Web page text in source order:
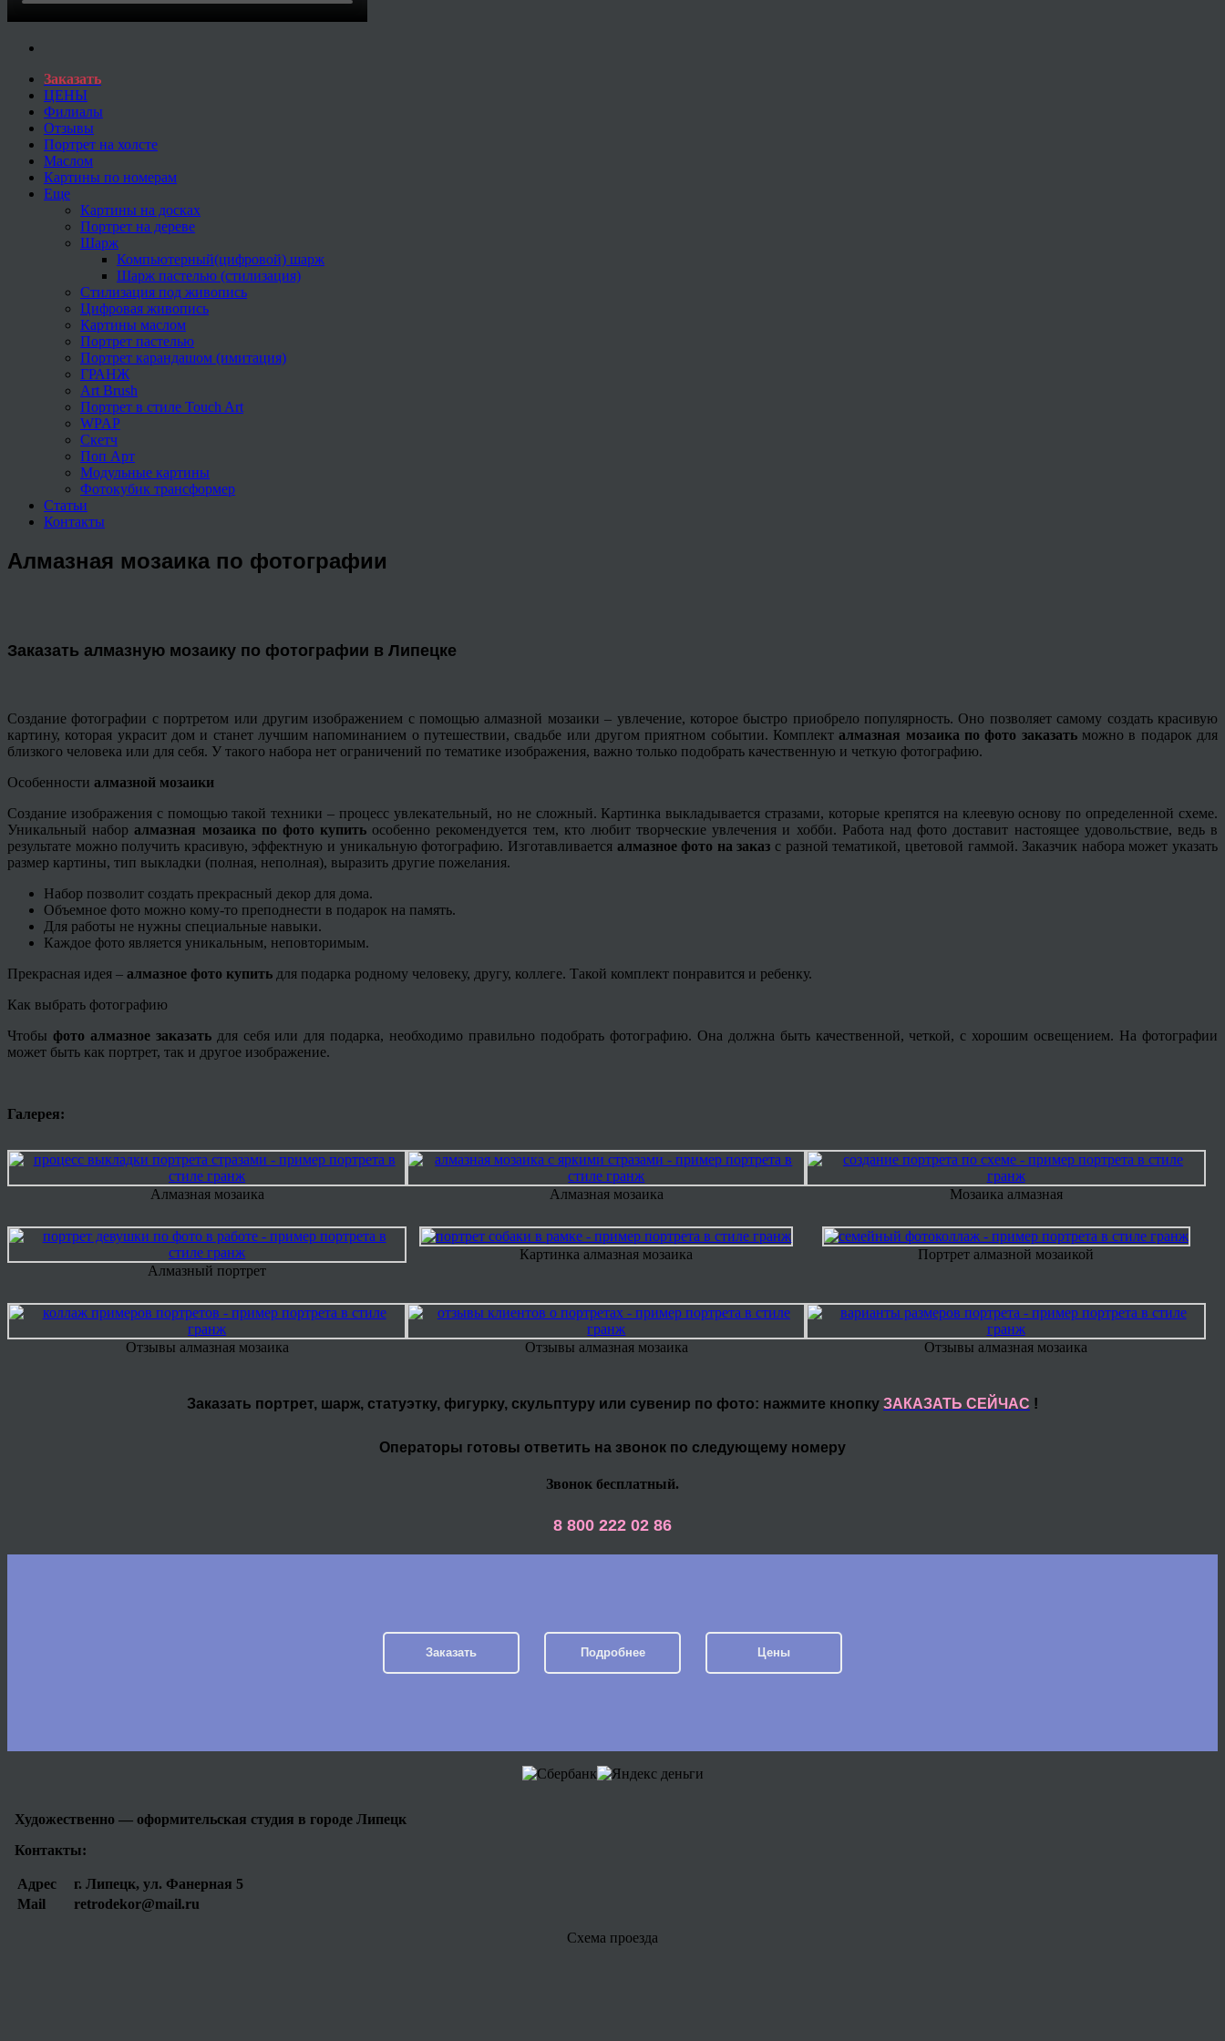
Заказать
ЦЕНЫ
Филиалы
Отзывы
Портрет на холсте
Маслом
Картины по номерам
Еще
Картины на досках
Портрет на дереве
Шарж
Компьютерный(цифровой) шарж
Шарж пастелью (стилизация)
Стилизация под живопись
Цифровая живопись
Картины маслом
Портрет пастелью
Портрет карандашом (имитация)
ГРАНЖ
Art Brush
Портрет в стиле Touch Art
WPAP
Скетч
Поп Арт
Модульные картины
Фотокубик трансформер
Статьи
Контакты
Алмазная мозаика по фотографии
Заказать алмазную мозаику по фотографии в Липецке
Создание фотографии с портретом или другим изображением с помощью алмазной мозаики – увлечение, которое быстро приобрело популярность. Оно позволяет самому создать красивую
картину, которая украсит дом и станет лучшим напоминанием о путешествии, свадьбе или другом приятном событии. Комплекталмазная мозаика по фото заказатьможно в подарок для
близкого человека или для себя. У такого набора нет ограничений по тематике изображения, важно только подобрать качественную и четкую фотографию.
Особенности алмазной мозаики
Создание изображения с помощью такой техники – процесс увлекательный, но не сложный. Картинка выкладывается стразами, которые крепятся на клеевую основу по определенной схеме.
Уникальный наборалмазная мозаика по фото купить особенно рекомендуется тем, кто любит творческие увлечения и хобби. Работа над фото доставит настоящее удовольствие, ведь в
результате можно получить красивую, эффектную и уникальную фотографию. Изготавливается алмазное фото на заказ с разной тематикой, цветовой гаммой. Заказчик набора может указать
размер картины, тип выкладки (полная, неполная), выразить другие пожелания.
Набор позволит создать прекрасный декор для дома.
Объемное фото можно кому-то преподнести в подарок на память.
Для работы не нужны специальные навыки.
Каждое фото является уникальным, неповторимым.
Прекрасная идея – алмазное фото купить для подарка родному человеку, другу, коллеге. Такой комплект понравится и ребенку.
Как выбрать фотографию
Чтобы фото алмазное заказатьдля себя или для подарка, необходимо правильно подобрать фотографию. Она должна быть качественной, четкой, с хорошим освещением. На фотографии
может быть как портрет, так и другое изображение.
Галерея:
Алмазная мозаика Алмазная мозаика Мозаика алмазная
Алмазный портрет
Картинка алмазная мозаика Портрет алмазной мозаикой
Отзывы алмазная мозаика Отзывы алмазная мозаика Отзывы алмазная мозаика
Заказать портрет, шарж, статуэтку, фигурку, скульптуру или сувенир по фото: нажмите кнопку ЗАКАЗАТЬ СЕЙЧАС !
Операторы готовы ответить на звонок по следующему номеру
Звонок бесплатный.
8 800 222 02 86
Заказать Подробнее Цены
Художественно — оформительская студия в городе Липецк
Контакты:
Адрес
г. Липецк, ул. Фанерная 5
Mail
retrodekor@mail.ru
Схема проезда